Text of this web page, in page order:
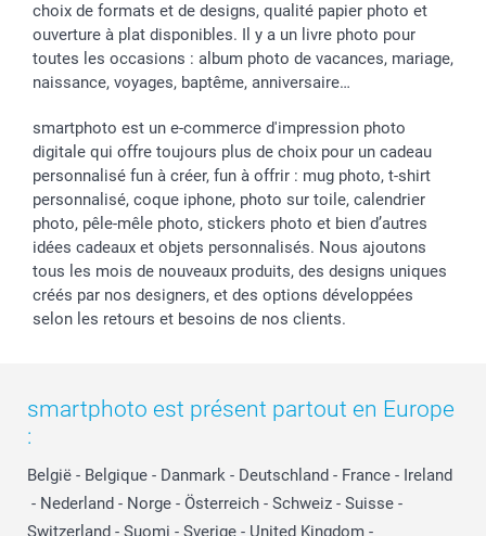
choix de formats et de designs, qualité papier photo et
ouverture à plat disponibles. Il y a un livre photo pour
toutes les occasions : album photo de vacances, mariage,
naissance, voyages, baptême, anniversaire…
smartphoto est un e-commerce d'impression photo
digitale qui offre toujours plus de choix pour un cadeau
personnalisé fun à créer, fun à offrir : mug photo, t-shirt
personnalisé, coque iphone, photo sur toile, calendrier
photo, pêle-mêle photo, stickers photo et bien d’autres
idées cadeaux et objets personnalisés. Nous ajoutons
tous les mois de nouveaux produits, des designs uniques
créés par nos designers, et des options développées
selon les retours et besoins de nos clients.
smartphoto est présent partout en Europe
:
België - Belgique - Danmark - Deutschland - France - Ireland
- Nederland - Norge - Österreich - Schweiz - Suisse -
Switzerland - Suomi - Sverige - United Kingdom -